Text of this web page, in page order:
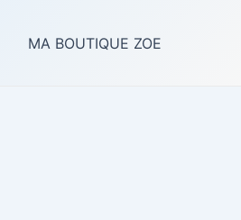
MA BOUTIQUE ZOE